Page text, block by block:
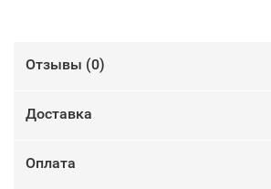
Отзывы (0)
Доставка
Оплата